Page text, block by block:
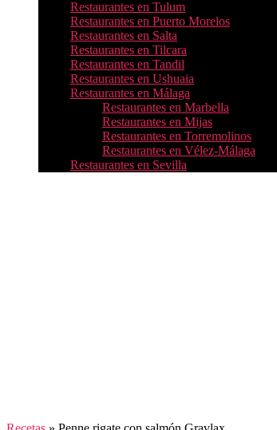
Restaurantes en Tulum
Restaurantes en Puerto Morelos
Restaurantes en Salta
Restaurantes en Tilcara
Restaurantes en Tandil
Restaurantes en Ushuaia
Restaurantes en Málaga
Restaurantes en Marbella
Restaurantes en Mijas
Restaurantes en Torremolinos
Restaurantes en Vélez-Málaga
Restaurantes en Sevilla